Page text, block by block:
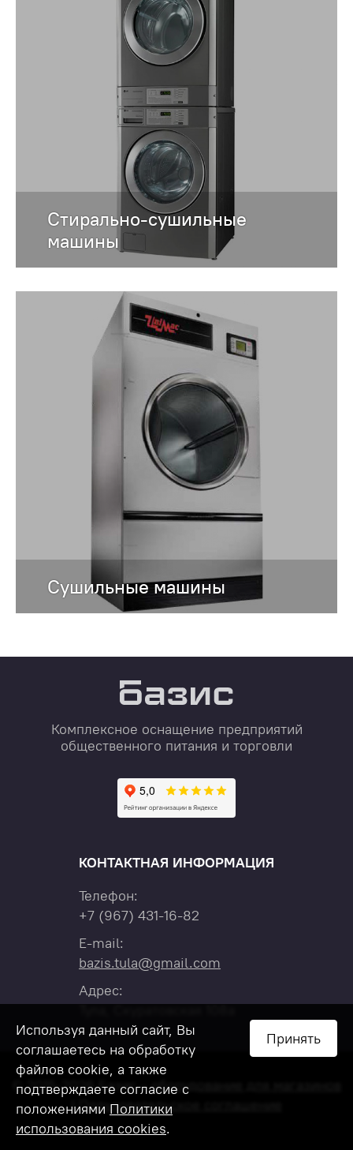
Стирально-сушильные
машины
Сушильные машины
Комплексное оснащение предприятий
общественного питания и торговли
КОНТАКТНАЯ ИНФОРМАЦИЯ
Телефон:
+7 (967) 431-16-82
E-mail:
bazis.tula@gmail.com
Адрес:
Тула, Скуратовская 108а
© 2015-2026 Базис –оборудование для магазинов
|Пользовательское соглашение
Используя данный сайт, Вы
соглашаетесь на обработку
файлов cookie, а также
подтверждаете согласие с
положениями Политики
использования cookies.
Принять